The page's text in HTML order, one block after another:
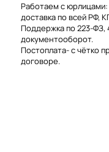
Работаем с
доставка по всей РФ,
Поддержка по 223-ФЗ,
документооборот.
Постоплата- с чётко
договоре.